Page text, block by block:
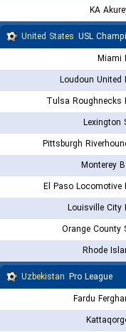
KA
United States USL
Miami
Loudoun United
Tulsa Roughnecks
Lexington
Pittsburgh
Monterey
El Paso Locomotive
Louisville City
Orange County
Rhode
Uzbekistan Pro League
Fardu